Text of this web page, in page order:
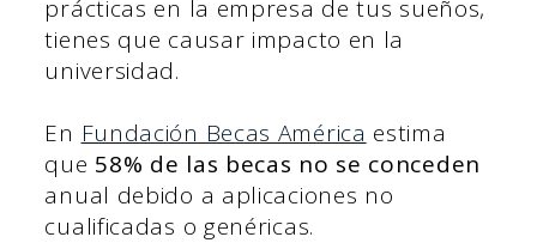
prácticas en la empresa de tus sueños,
tienes que causar impacto en la
universidad.
En Fundación Becas América estima
que 58% de las becas no se conceden
anual debido a aplicaciones no
cualificadas o genéricas.